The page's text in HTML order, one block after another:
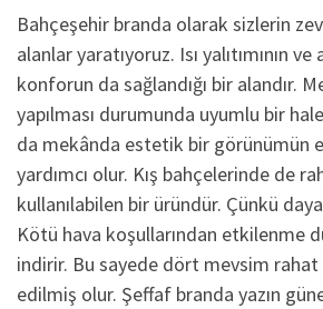
Bahçeşehir branda olarak sizlerin
alanlar yaratıyoruz. Isı yalıtımının ve
konforun da sağlandığı bir alandır.
yapılması durumunda uyumlu bir
da mekânda estetik bir görünümün
yardımcı olur. Kış bahçelerinde de
kullanılabilen bir üründür. Çünkü
Kötü hava koşullarından etkilenme
indirir. Bu sayede dört mevsim rahat
edilmiş olur. Şeffaf branda yazın